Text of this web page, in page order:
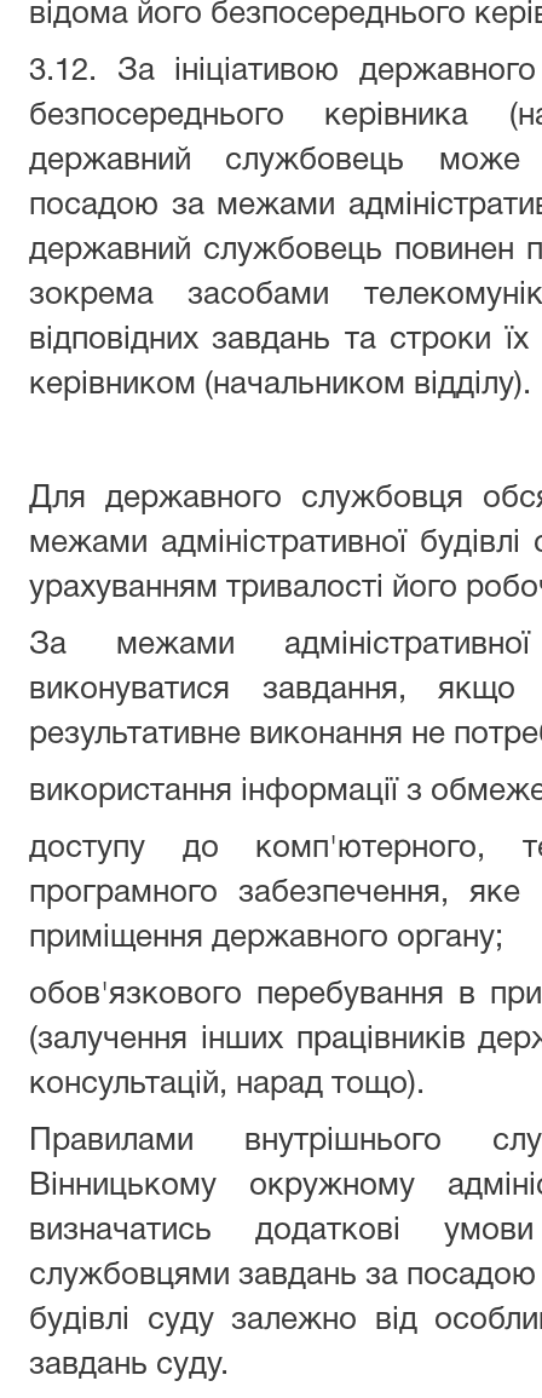
відома його безпосереднього
3.12. За ініціативою
безпосереднього керівника
державний службовець може
посадою за межами
державний службовець повинен
зокрема засобами
відповідних завдань та строки
керівником (начальником відділу).
Для державного службовця
межами адміністративної
урахуванням тривалості його
За межами
виконуватися завдання,
результативне виконання не
використання інформації з
доступу до комп'ютерного,
програмного забезпечення,
приміщення державного органу;
обов'язкового перебування в
(залучення інших працівників
консультацій, нарад тощо).
Правилами внутрішнього
Вінницькому окружному
визначатись додаткові
службовцями завдань за посадою
будівлі суду залежно від
завдань суду.